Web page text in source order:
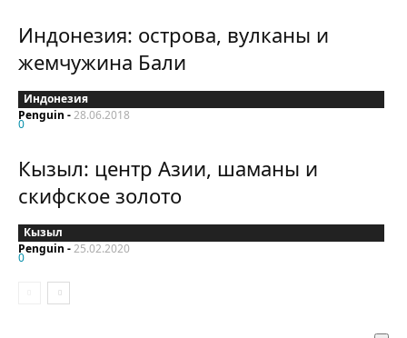
Индонезия: острова, вулканы и
жемчужина Бали
Индонезия
Penguin -28.06.2018
0
Кызыл: центр Азии, шаманы и
скифское золото
Кызыл
Penguin -25.02.2020
0